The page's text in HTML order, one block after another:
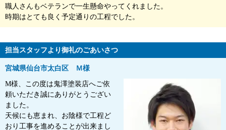
職人さんもベテランで一生懸命やってくれました。
時期はとても良く予定通りの工程でした。
担当スタッフより御礼のごあいさつ
宮城県仙台市太白区 Ｍ様
M様、この度は鬼澤塗装店へご依
頼いただき誠にありがとうござい
ました。
天候にも恵まれ、お陰様で工程ど
おり工事を進めることが出来まし